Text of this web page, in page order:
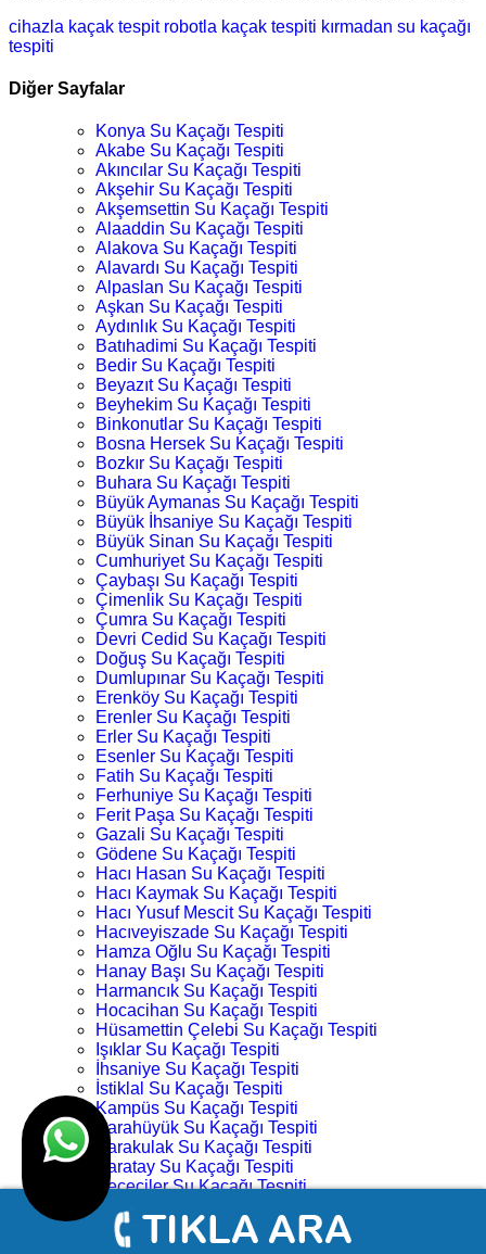
cihazla kaçak tespitrobotla kaçak tespiti kırmadan su kaçağı
tespiti
Diğer Sayfalar
Konya Su Kaçağı Tespiti
Akabe Su Kaçağı Tespiti
Akıncılar Su Kaçağı Tespiti
Akşehir Su Kaçağı Tespiti
Akşemsettin Su Kaçağı Tespiti
Alaaddin Su Kaçağı Tespiti
Alakova Su Kaçağı Tespiti
Alavardı Su Kaçağı Tespiti
Alpaslan Su Kaçağı Tespiti
Aşkan Su Kaçağı Tespiti
Aydınlık Su Kaçağı Tespiti
Batıhadimi Su Kaçağı Tespiti
Bedir Su Kaçağı Tespiti
Beyazıt Su Kaçağı Tespiti
Beyhekim Su Kaçağı Tespiti
Binkonutlar Su Kaçağı Tespiti
Bosna Hersek Su Kaçağı Tespiti
Bozkır Su Kaçağı Tespiti
Buhara Su Kaçağı Tespiti
Büyük Aymanas Su Kaçağı Tespiti
Büyük İhsaniye Su Kaçağı Tespiti
Büyük Sinan Su Kaçağı Tespiti
Cumhuriyet Su Kaçağı Tespiti
Çaybaşı Su Kaçağı Tespiti
Çimenlik Su Kaçağı Tespiti
Çumra Su Kaçağı Tespiti
Devri Cedid Su Kaçağı Tespiti
Doğuş Su Kaçağı Tespiti
Dumlupınar Su Kaçağı Tespiti
Erenköy Su Kaçağı Tespiti
Erenler Su Kaçağı Tespiti
Erler Su Kaçağı Tespiti
Esenler Su Kaçağı Tespiti
Fatih Su Kaçağı Tespiti
Ferhuniye Su Kaçağı Tespiti
Ferit Paşa Su Kaçağı Tespiti
Gazali Su Kaçağı Tespiti
Gödene Su Kaçağı Tespiti
Hacı Hasan Su Kaçağı Tespiti
Hacı Kaymak Su Kaçağı Tespiti
Hacı Yusuf Mescit Su Kaçağı Tespiti
Hacıveyiszade Su Kaçağı Tespiti
Hamza Oğlu Su Kaçağı Tespiti
Hanay Başı Su Kaçağı Tespiti
Harmancık Su Kaçağı Tespiti
Hocacihan Su Kaçağı Tespiti
Hüsamettin Çelebi Su Kaçağı Tespiti
Işıklar Su Kaçağı Tespiti
İhsaniye Su Kaçağı Tespiti
İstiklal Su Kaçağı Tespiti
Kampüs Su Kaçağı Tespiti
Karahüyük Su Kaçağı Tespiti
Karakulak Su Kaçağı Tespiti
Karatay Su Kaçağı Tespiti
Keçeciler Su Kaçağı Tespiti
Keykubat Su Kaçağı Tespiti
Kılıç Aslan Su Kaçağı Tespiti
Kovanağzı Su Kaçağı Tespiti